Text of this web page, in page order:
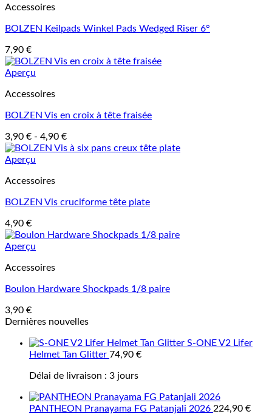
Accessoires
BOLZEN Keilpads Winkel Pads Wedged Riser 6°
7,90 €
Aperçu
Accessoires
BOLZEN Vis en croix à tête fraisée
3,90 € - 4,90 €
Aperçu
Accessoires
BOLZEN Vis cruciforme tête plate
4,90 €
Aperçu
Accessoires
Boulon Hardware Shockpads 1/8 paire
3,90 €
Dernières nouvelles
S-ONE V2 Lifer
Helmet Tan Glitter 74,90 €
Délai de livraison : 3 jours
PANTHEON Pranayama FG Patanjali 2026 224,90 €